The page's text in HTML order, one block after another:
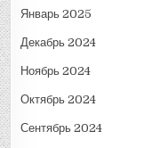
Январь 2025
Декабрь 2024
Ноябрь 2024
Октябрь 2024
Сентябрь 2024